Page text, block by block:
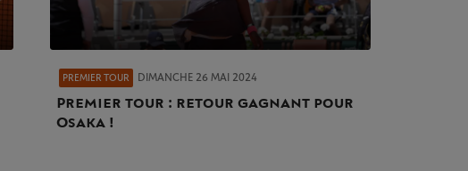
PREMIER TOUR DIMANCHE 26 MAI 2024
Premier tour : retour gagnant pour
Osaka !